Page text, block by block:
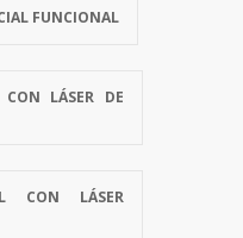
FUNCIONAL
CON LÁSER DE
CON LÁSER